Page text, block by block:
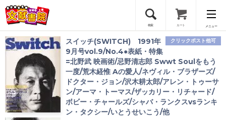
検索 カート メニュー
会員登録
ログイン
クリックポスト他可
スイッチ(SWITCH) 1991年
9月号vol.9/No.4●表紙・特集
=北野武 映画術/忌野清志郎 Swwt Soulをもう
一度/荒木経惟 Aの愛人/ネヴィル・ブラザーズ/
ドクター・ジョン/沢木耕太郎/アレン・トゥーサ
ン/アーマ・トーマス/ザッカリー・リチャード/
ボビー・チャールズ/シャバ・ランクスvsランキ
ン・タクシー/いとうせいこう/他